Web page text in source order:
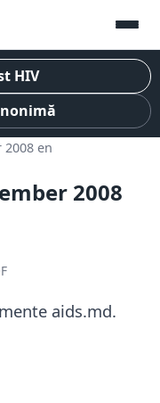
HIV
en
2008
aids.md.